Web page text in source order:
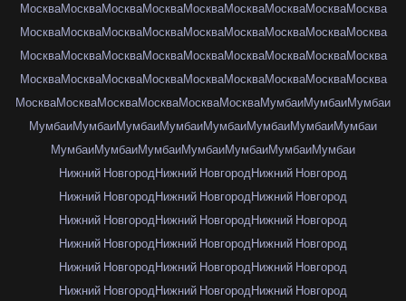
МоскваМоскваМоскваМоскваМоскваМоскваМоскваМоскваМосква
МоскваМоскваМоскваМоскваМоскваМоскваМоскваМоскваМосква
МоскваМоскваМоскваМоскваМоскваМоскваМоскваМоскваМосква
МоскваМоскваМоскваМоскваМоскваМоскваМоскваМоскваМосква
МоскваМоскваМоскваМоскваМоскваМоскваМумбаиМумбаиМумбаи
МумбаиМумбаиМумбаиМумбаиМумбаиМумбаиМумбаиМумбаи
МумбаиМумбаиМумбаиМумбаиМумбаиМумбаиМумбаи
Нижний НовгородНижний НовгородНижний Новгород
Нижний НовгородНижний НовгородНижний Новгород
Нижний НовгородНижний НовгородНижний Новгород
Нижний НовгородНижний НовгородНижний Новгород
Нижний НовгородНижний НовгородНижний Новгород
Нижний НовгородНижний НовгородНижний Новгород